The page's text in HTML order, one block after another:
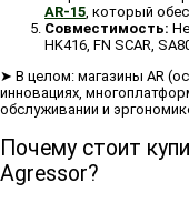
AR-15 , который
Совместимость:
HK416, FN SCAR,
➤ В целом: магазины AR
инновациях,
обслуживании и
Почему стоит
Agressor?